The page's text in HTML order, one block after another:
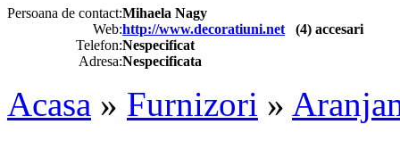
Persoana de contact:Mihaela Nagy
Web:http://www.decoratiuni.net (4) accesari
Telefon:Nespecificat
Adresa:Nespecificata
Acasa » Furnizori »